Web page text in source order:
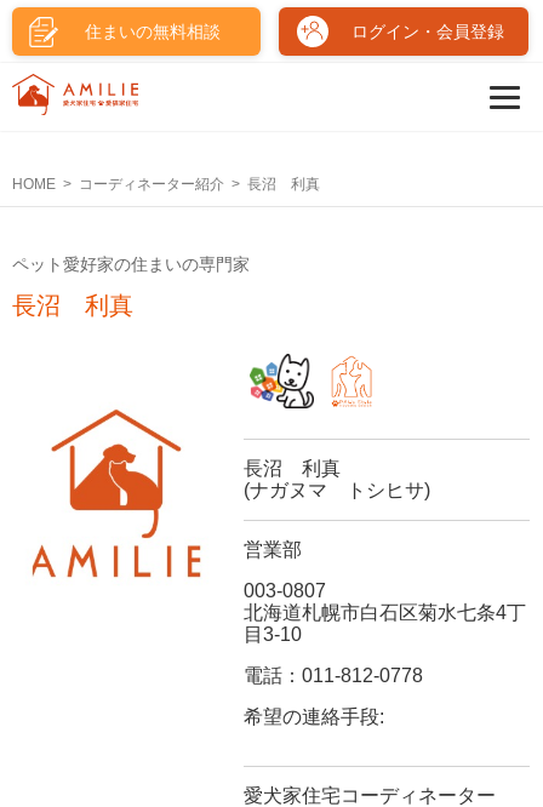
住まいの無料相談 ログイン・会員登録
HOME コーディネーター紹介 長沼 利真
ペット愛好家の住まいの専門家
長沼 利真
長沼 利真
(ナガヌマ トシヒサ)
営業部
003-0807
北海道札幌市白石区菊水七条4丁
目3-10
電話：011-812-0778
希望の連絡手段:
愛犬家住宅コーディネーター